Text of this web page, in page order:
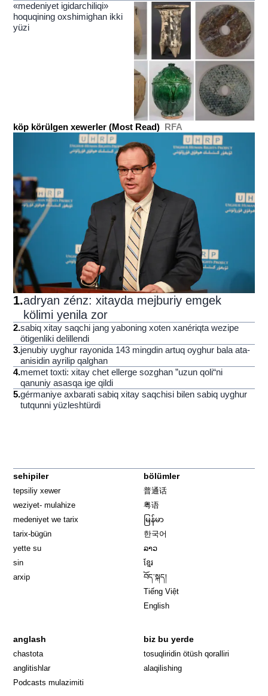
«medeniyet igidarchiliqi»
hoquqining oxshimighan ikki
yüzi
köp körülgen xewerler (Most Read) RFA
1.adryan zénz: xitayda mejburiy emgek
kölimi yenila zor
2.sabiq xitay saqchi jang yaboning xoten xanériqta wezipe
ötigenliki delillendi
3.jenubiy uyghur rayonida 143 mingdin artuq oyghur bala ata-
anisidin ayrilip qalghan
4.memet toxti: xitay chet ellerge sozghan ”uzun qoli“ni
qanuniy asasqa ige qildi
5.gérmaniye axbarati sabiq xitay saqchisi bilen sabiq uyghur
tutqunni yüzleshtürdi
sehipiler
tepsiliy xewer
weziyet- mulahize
medeniyet we tarix
tarix-bügün
yette su
sin
arxip
bölümler
普通话
粤语
မြန်မာ
한국어
ລາວ
ខ្មែរ
བོད་སྐད།
Tiếng Việt
English
anglash
chastota
anglitishlar
Podcasts mulazimiti
biz bu yerde
tosuqliridin ötüsh qoralliri
alaqilishing